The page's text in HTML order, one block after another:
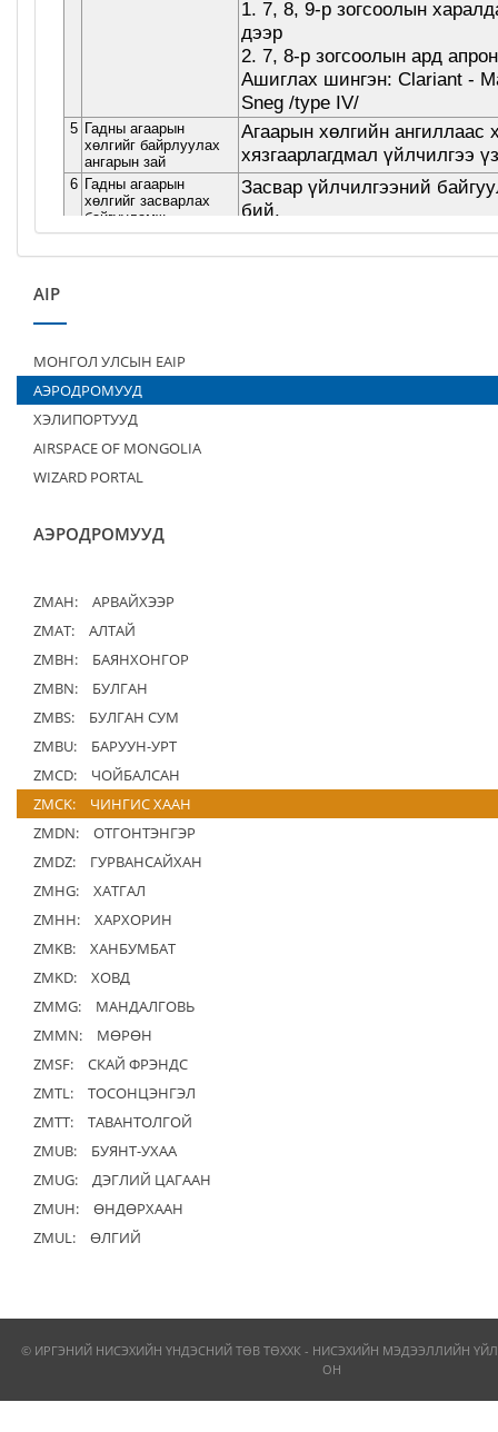
AIP
МОНГОЛ УЛСЫН EAIP
АЭРОДРОМУУД
ХЭЛИПОРТУУД
AIRSPACE OF MONGOLIA
WIZARD PORTAL
АЭРОДРОМУУД
ZMAH:
АРВАЙХЭЭР
ZMAT:
АЛТАЙ
ZMBH:
БАЯНХОНГОР
ZMBN:
БУЛГАН
ZMBS:
БУЛГАН СУМ
ZMBU:
БАРУУН-УРТ
ZMCD:
ЧОЙБАЛСАН
ZMCK:
ЧИНГИС ХААН
ZMDN:
ОТГОНТЭНГЭР
ZMDZ:
ГУРВАНСАЙХАН
ZMHG:
ХАТГАЛ
ZMHH:
ХАРХОРИН
ZMKB:
ХАНБУМБАТ
ZMKD:
ХОВД
ZMMG:
МАНДАЛГОВЬ
ZMMN:
МӨРӨН
ZMSF:
СКАЙ ФРЭНДС
ZMTL:
ТОСОНЦЭНГЭЛ
ZMTT:
ТАВАНТОЛГОЙ
ZMUB:
БУЯНТ-УХАА
ZMUG:
ДЭГЛИЙ ЦАГААН
ZMUH:
ӨНДӨРХААН
ZMUL:
ӨЛГИЙ
© ИРГЭНИЙ НИСЭХИЙН ҮНДЭСНИЙ ТӨВ ТӨХХК - НИСЭХИЙН МЭДЭЭЛЛИЙН
ОН